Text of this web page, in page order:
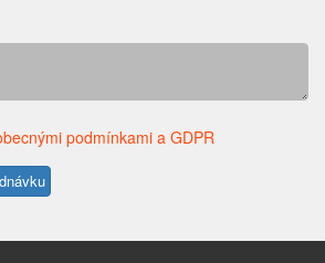
podmínkami a GDPR